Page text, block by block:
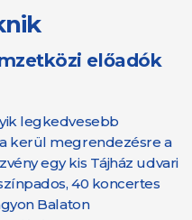
előadók
legkedvesebb
kerül megrendezésre a
egy kis Tájház udvari
40 koncertes
Balaton